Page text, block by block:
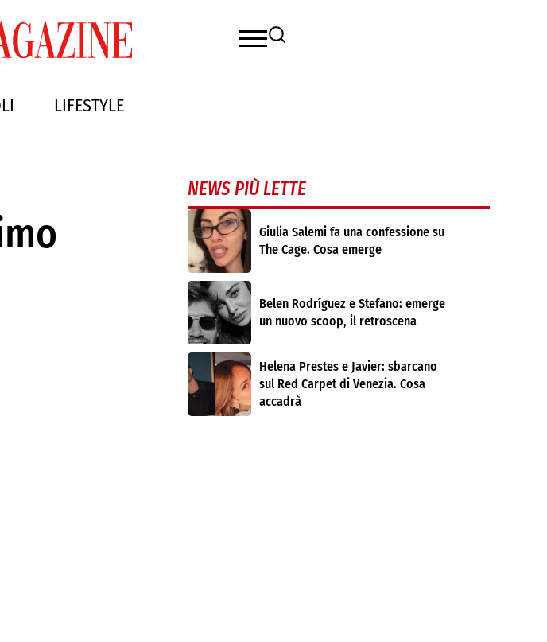
LIFESTYLE
NEWS PIÙ LETTE
Giulia Salemi fa una confessione su
The Cage. Cosa emerge
Belen Rodríguez e Stefano: emerge
un nuovo scoop, il retroscena
Helena Prestes e Javier: sbarcano
sul Red Carpet di Venezia. Cosa
accadrà